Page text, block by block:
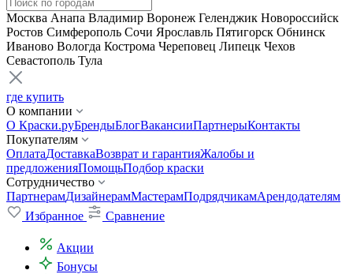
Москва Анапа Владимир Воронеж Геленджик Новороссийск
Ростов Симферополь Сочи Ярославль Пятигорск Обнинск
Иваново Вологда Кострома Череповец Липецк Чехов
Севастополь Тула
где купить
О компании
О Краски.руБрендыБлогВакансииПартнерыКонтакты
Покупателям
ОплатаДоставкаВозврат и гарантияЖалобы и
предложенияПомощьПодбор краски
Сотрудничество
ПартнерамДизайнерамМастерамПодрядчикамАрендодателям
Избранное
Сравнение
Акции
Бонусы